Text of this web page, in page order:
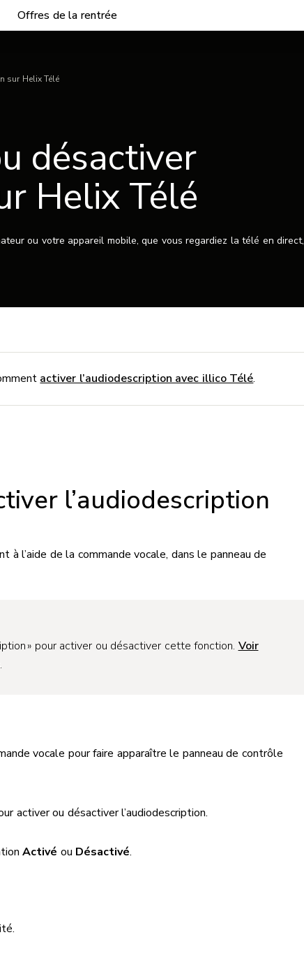
Offres de la rentrée
sur Helix Télé
désactiver
Helix Télé
ou votre appareil mobile, que vous regardiez la télé en direct,
activer l’audiodescription avec illico Télé.
l’audiodescription
à l’aide de la commande vocale, dans le panneau de
» pour activer ou désactiver cette fonction. Voir
.
vocale pour faire apparaître le panneau de contrôle
activer ou désactiver l’audiodescription.
Activé ou Désactivé.